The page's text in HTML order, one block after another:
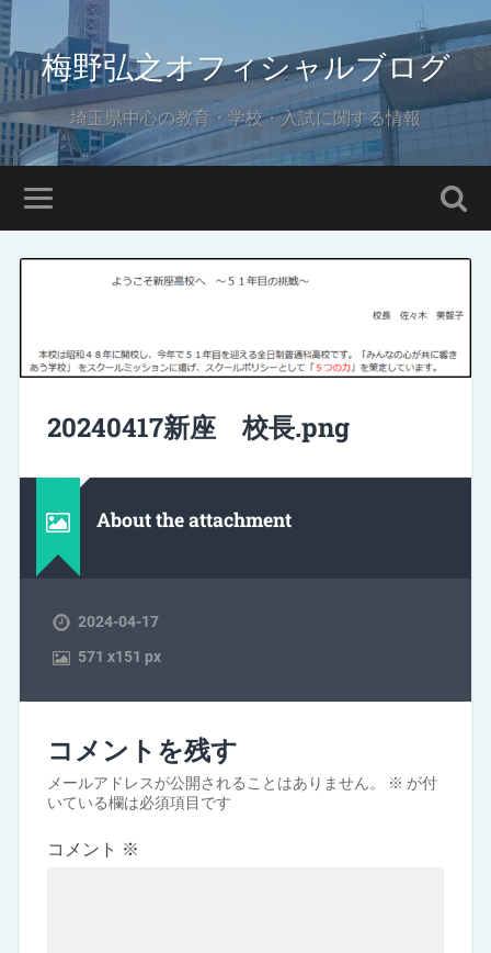
梅野弘之オフィシャルブログ
埼玉県中心の教育・学校・入試に関する情報
20240417新座 校長.png
About the attachment
2024-04-17
571 x151 px
コメントを残す
メールアドレスが公開されることはありません。 ※ が付
いている欄は必須項目です
コメント ※